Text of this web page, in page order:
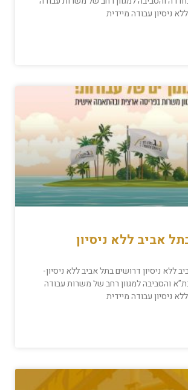
ניסיון עבודה מיידית
אביב ללא ניסיון
ללא ניסיון דרושים בתל אביב ללא ניסיון-
והסביבה למגוון רחב של משרות עבודה
ניסיון עבודה מיידית